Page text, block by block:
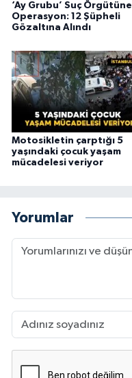
‘Ay Grubu’ Suç Örgütüne
Operasyon: 12 Şüpheli
Gözaltına Alındı
Motosikletin çarptığı 5
yaşındaki çocuk yaşam
mücadelesi veriyor
Yorumlar